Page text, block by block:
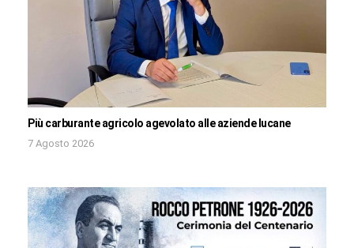
Più carburante agricolo agevolato alle aziende lucane
7 Agosto 2026